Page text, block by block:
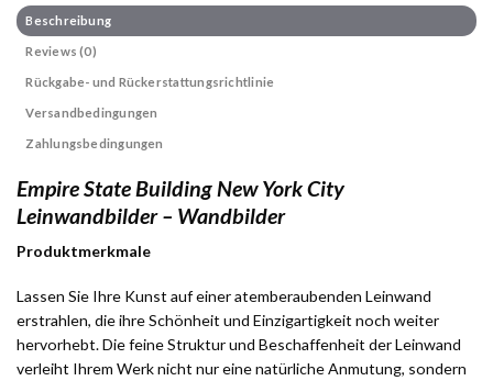
Beschreibung
Reviews (0)
Rückgabe- und Rückerstattungsrichtlinie
Versandbedingungen
Zahlungsbedingungen
Empire State Building New York City
Leinwandbilder – Wandbilder
Produktmerkmale
Lassen Sie Ihre Kunst auf einer atemberaubenden Leinwand
erstrahlen, die ihre Schönheit und Einzigartigkeit noch weiter
hervorhebt. Die feine Struktur und Beschaffenheit der Leinwand
verleiht Ihrem Werk nicht nur eine natürliche Anmutung, sondern